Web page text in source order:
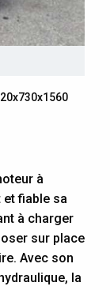
à
fiable sa
à charger
sur place
Avec son
la